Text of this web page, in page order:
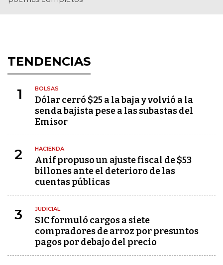
TENDENCIAS
1 BOLSAS
Dólar cerró $25 a la baja y volvió a la
senda bajista pese a las subastas del
Emisor
2 HACIENDA
Anif propuso un ajuste fiscal de $53
billones ante el deterioro de las
cuentas públicas
3 JUDICIAL
SIC formuló cargos a siete
compradores de arroz por presuntos
pagos por debajo del precio